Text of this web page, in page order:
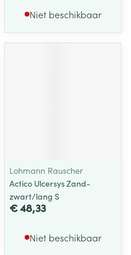
Niet beschikbaar
Lohmann Rauscher
Actico Ulcersys Zand-
zwart/lang S
€ 48,33
Niet beschikbaar